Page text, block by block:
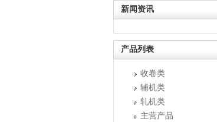
新闻资讯
产品列表
收卷类
辅机类
轧机类
主营产品